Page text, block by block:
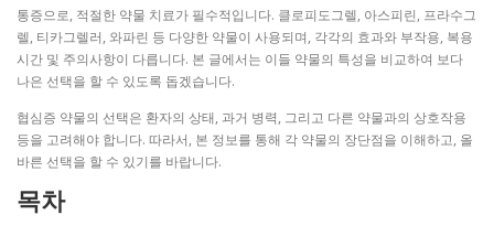
통증으로, 적절한 약물 치료가 필수적입니다. 클로피도그렐, 아스피린, 프라수그
렐, 티카그렐러, 와파린 등 다양한 약물이 사용되며, 각각의 효과와 부작용, 복용
시간 및 주의사항이 다릅니다. 본 글에서는 이들 약물의 특성을 비교하여 보다
나은 선택을 할 수 있도록 돕겠습니다.
협심증 약물의 선택은 환자의 상태, 과거 병력, 그리고 다른 약물과의 상호작용
등을 고려해야 합니다. 따라서, 본 정보를 통해 각 약물의 장단점을 이해하고, 올
바른 선택을 할 수 있기를 바랍니다.
목차